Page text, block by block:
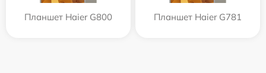
Планшет Haier G800 Планшет Haier G781